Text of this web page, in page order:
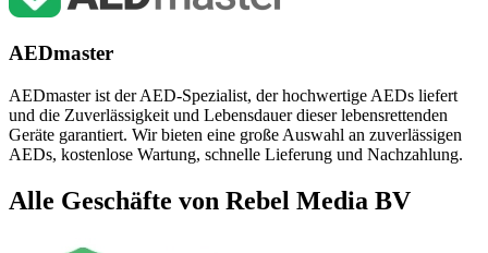
AEDmaster
AEDmaster ist der AED-Spezialist, der hochwertige AEDs liefert
und die Zuverlässigkeit und Lebensdauer dieser lebensrettenden
Geräte garantiert. Wir bieten eine große Auswahl an zuverlässigen
AEDs, kostenlose Wartung, schnelle Lieferung und Nachzahlung.
Alle Geschäfte von Rebel Media BV